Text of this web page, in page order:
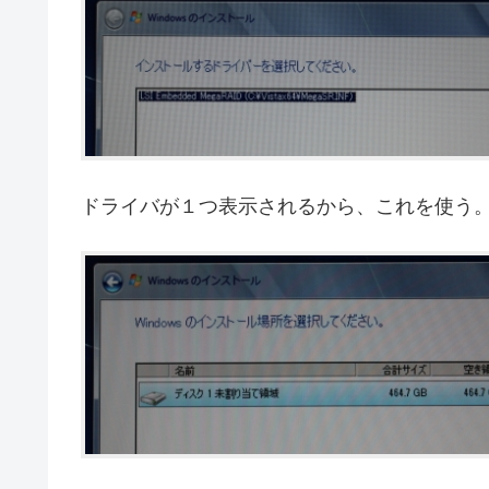
ドライバが１つ表示されるから、これを使う